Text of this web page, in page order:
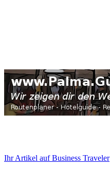
Ihr Artikel auf Business Traveler